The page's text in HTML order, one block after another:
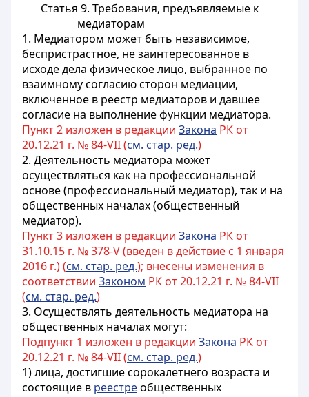
Статья 9. Требования, предъявляемые к
медиаторам
1. Медиатором может быть независимое,
беспристрастное, не заинтересованное в
исходе дела физическое лицо, выбранное по
взаимному согласию сторон медиации,
включенное в реестр медиаторов и давшее
согласие на выполнение функции медиатора.
Пункт 2 изложен в редакции Закона РК от
20.12.21 г. № 84-VII (см. стар. ред.)
2. Деятельность медиатора может
осуществляться как на профессиональной
основе (профессиональный медиатор), так и на
общественных началах (общественный
медиатор).
Пункт 3 изложен в редакции Закона РК от
31.10.15 г. № 378-V (введен в действие с 1 января
2016 г.) (см. стар. ред.); внесены изменения в
соответствии Законом РК от 20.12.21 г. № 84-VII
(см. стар. ред.)
3. Осуществлять деятельность медиатора на
общественных началах могут:
Подпункт 1 изложен в редакции Закона РК от
20.12.21 г. № 84-VII (см. стар. ред.)
1) лица, достигшие сорокалетнего возраста и
состоящие в реестреобщественных